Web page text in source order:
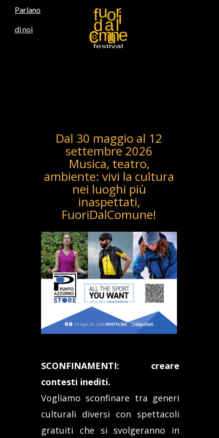
Parlano
di noi
Dal 30 maggio al 12
settembre 2026
Musica, teatro,
ambiente: vivi la cultura
nei luoghi più
inaspettati,
FuoriDalComune!
SCONFINAMENTI: creare
contesti inediti.
Vogliamo sconfinare tra generi
culturali diversi con spettacoli
gratuiti che si svolgeranno in